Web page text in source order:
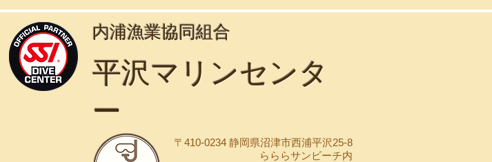
​内浦漁業協同組合
​平沢マリンセンタ
ー
〒410-0234 静岡県沼津市西浦平沢25-8
らららサンビーチ内